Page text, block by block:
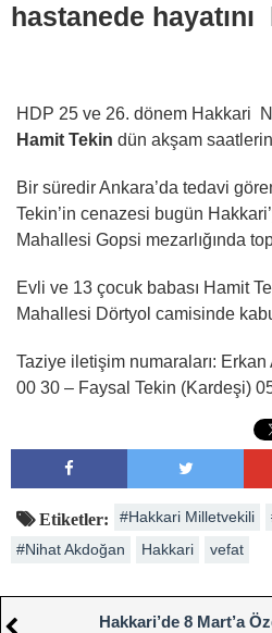
hastanede
HDP 25 ve 26. dönem Hakkari
Hamit Tekin dün akşam
Bir süredir Ankara’da tedavi
Tekin’in cenazesi bugün
Mahallesi Gopsi mezarlığında
Evli ve 13 çocuk babası Hamit
Mahallesi Dörtyol camisinde
Taziye iletişim numaraları:
00 30 – Faysal Tekin (Kardeşi)
Etiketler: #Hakkari Milletvekili
#Nihat Akdoğan
Hakkari vefat
Hakkari’de 8 Mart’a